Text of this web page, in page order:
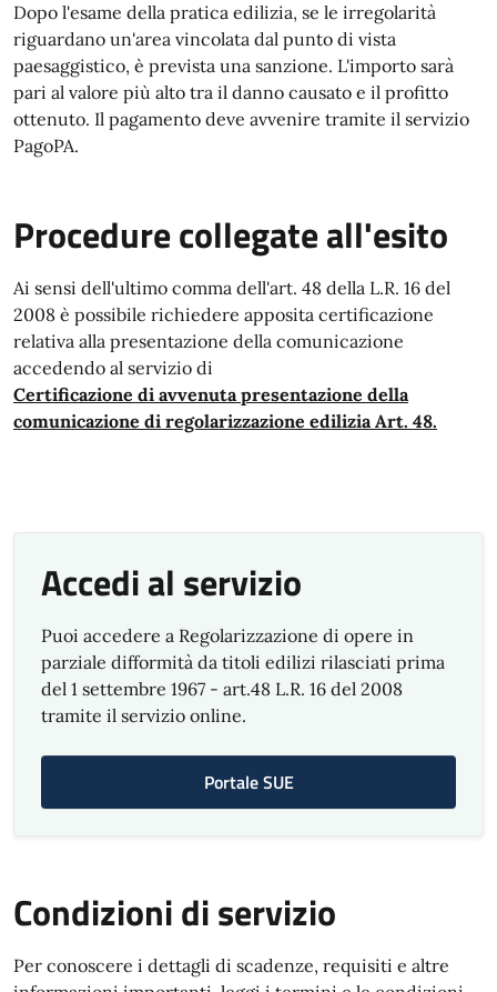
Dopo l'esame della pratica edilizia, se le irregolarità
riguardano un'area vincolata dal punto di vista
paesaggistico, è prevista una sanzione. L'importo sarà
pari al valore più alto tra il danno causato e il profitto
ottenuto. Il pagamento deve avvenire tramite il servizio
PagoPA.
Procedure collegate all'esito
Ai sensi dell'ultimo comma dell'art. 48 della L.R. 16 del
2008 è possibile richiedere apposita certificazione
relativa alla presentazione della comunicazione
accedendo al servizio di
Certificazione di avvenuta presentazione della
comunicazione di regolarizzazione edilizia Art. 48.
Accedi al servizio
Puoi accedere a Regolarizzazione di opere in
parziale difformità da titoli edilizi rilasciati prima
del 1 settembre 1967 - art.48 L.R. 16 del 2008
tramite il servizio online.
Portale SUE
Condizioni di servizio
Per conoscere i dettagli di scadenze, requisiti e altre